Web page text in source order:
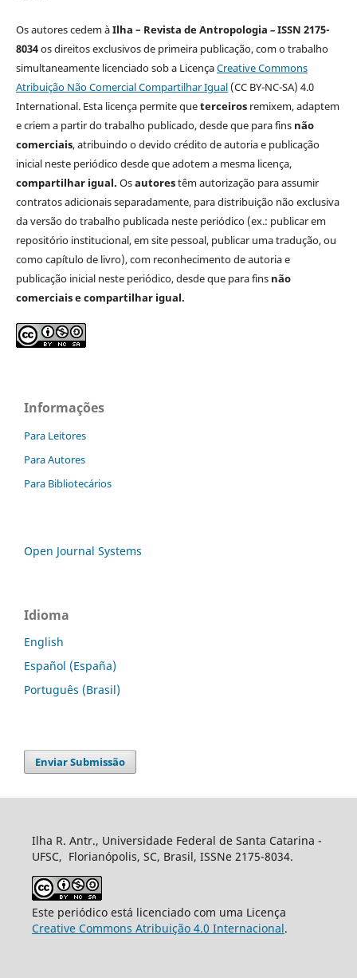
Os autores cedem àIlha – Revista de Antropologia –ISSN 2175-
8034os direitos exclusivos de primeira publicação, com o trabalho
simultaneamente licenciado sob a LicençaCreative Commons
Atribuição Não Comercial Compartilhar Igual(CC BY-NC-SA) 4.0
International. Esta licença permite queterceirosremixem, adaptem
e criem a partir do trabalho publicado, desde que para fins não
comerciais, atribuindo o devido crédito de autoria e publicação
inicial neste periódico desde que adotem a mesma licença,
compartilhar igual. Osautorestêm autorização para assumir
contratos adicionais separadamente, para distribuição não exclusiva
da versão do trabalho publicada neste periódico (ex.: publicar em
repositório institucional, em site pessoal, publicar uma tradução, ou
como capítulo de livro), com reconhecimento de autoria e
publicação inicial neste periódico, desde que para fins não
comerciais e compartilhar igual.
Informações
Para Leitores
Para Autores
Para Bibliotecários
Open Journal Systems
Idioma
English
Español (España)
Português (Brasil)
Enviar Submissão
Ilha R. Antr., Universidade Federal de Santa Catarina -
UFSC, Florianópolis, SC, Brasil, ISSNe 2175-8034.
Este periódico está licenciado com uma Licença
Creative Commons Atribuição 4.0 Internacional.